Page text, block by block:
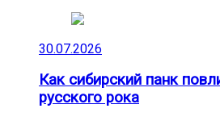
30.07.2026
Как сибирский панк
русского рока